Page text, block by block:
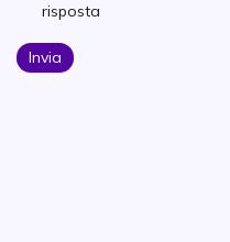
risposta
Invia